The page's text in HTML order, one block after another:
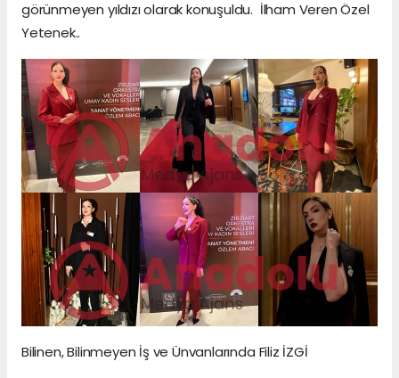
görünmeyen yıldızı olarak konuşuldu. İlham Veren Özel
Yetenek..
Bilinen, Bilinmeyen İş ve Ünvanlarında Filiz İZGİ